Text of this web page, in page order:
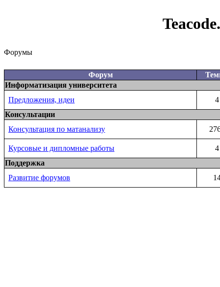
Форумы
Форум
Информатизация университета
Предложения, идеи
4
Консультации
Консультация по матанализу
Курсовые и дипломные работы
4
Поддержка
Развитие форумов